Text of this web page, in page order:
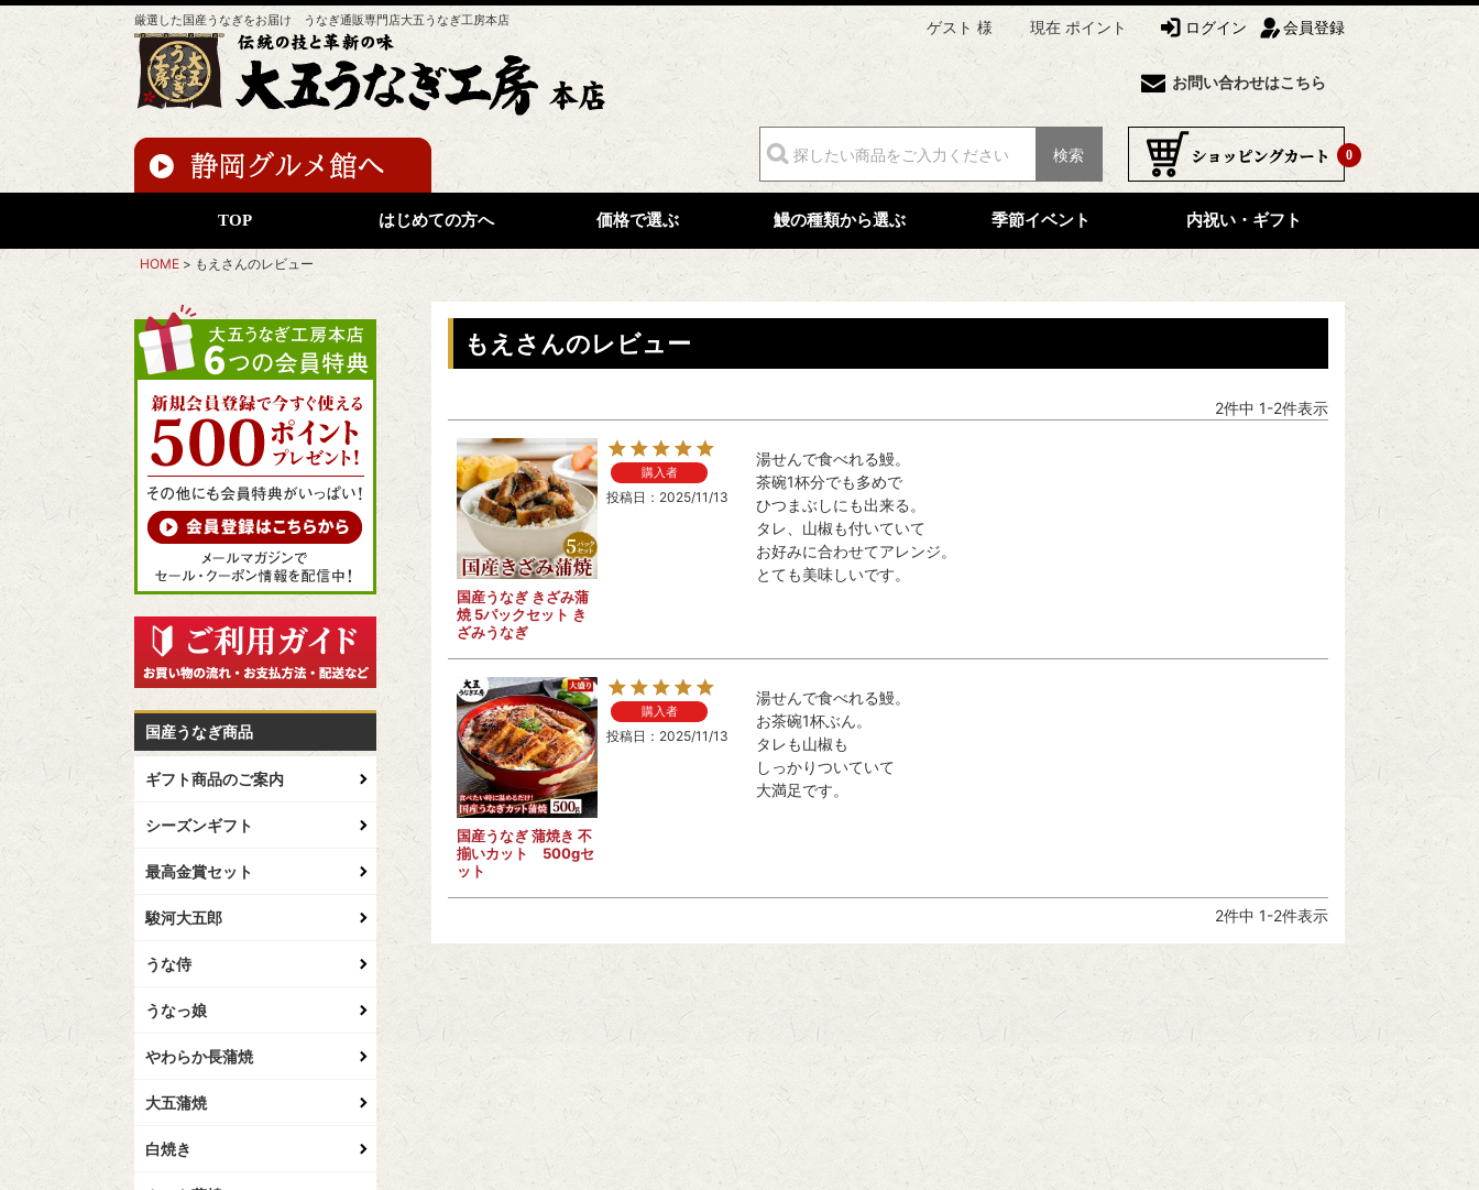
厳選した国産うなぎをお届け うなぎ通販専門店大五うなぎ工房本店 ゲスト 様 現在 ポイント ログイン 会員登録
お問い合わせはこちら
0
検索
TOP はじめての方へ 価格で選ぶ 鰻の種類から選ぶ 季節イベント 内祝い・ギフト
HOME もえさんのレビュー
国産うなぎ商品
ギフト商品のご案内
シーズンギフト
最高金賞セット
駿河大五郎
うな侍
うなっ娘
やわらか長蒲焼
大五蒲焼
白焼き
もえさんのレビュー
2件中 1-2件表示
国産うなぎ きざみ蒲
焼 5パックセット き
ざみうなぎ
購入者
投稿日 2025/11/13
湯せんで食べれる鰻。
茶碗1杯分でも多めで
ひつまぶしにも出来る。
タレ、山椒も付いていて
お好みに合わせてアレンジ。
とても美味しいです。
国産うなぎ 蒲焼き 不
揃いカット 500gセ
ット
購入者
投稿日 2025/11/13
湯せんで食べれる鰻。
お茶碗1杯ぶん。
タレも山椒も
しっかりついていて
大満足です。
2件中 1-2件表示